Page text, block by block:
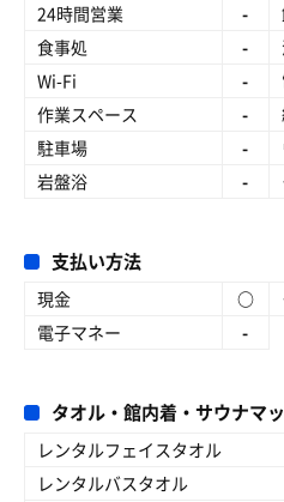
24時間営業 -
食事処
-
Wi-Fi
-
作業スペース
-
駐車場
-
岩盤浴
-
支払い方法
現金 ○
電子マネー
-
タオル・館内着・サウナマ
レンタルフェイスタオル
レンタルバスタオル